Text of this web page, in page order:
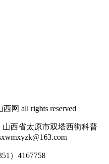
网 all rights reserved
山西省太原市双塔西街科普
）4167758